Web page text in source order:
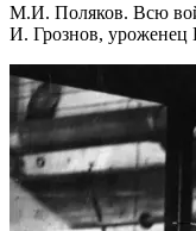
М.И. Поляков. Всю
И. Грознов, уроженец